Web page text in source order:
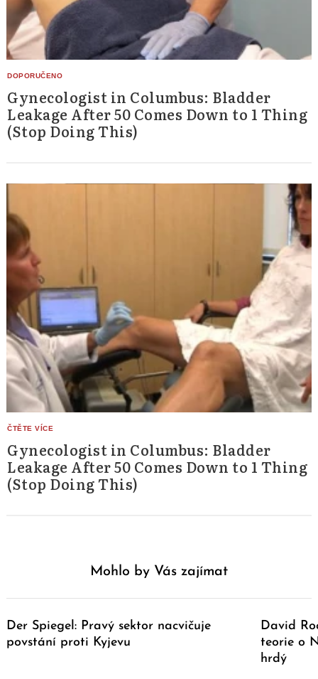
Gynecologist in Columbus: Bladder
Leakage After 50 Comes Down to 1 Thing
(Stop Doing This)
Gynecologist in Columbus: Bladder
Leakage After 50 Comes Down to 1 Thing
(Stop Doing This)
Mohlo by Vás zajímat
Der Spiegel: Pravý sektor nacvičuje
povstání proti Kyjevu
David
teorie o
hrdý